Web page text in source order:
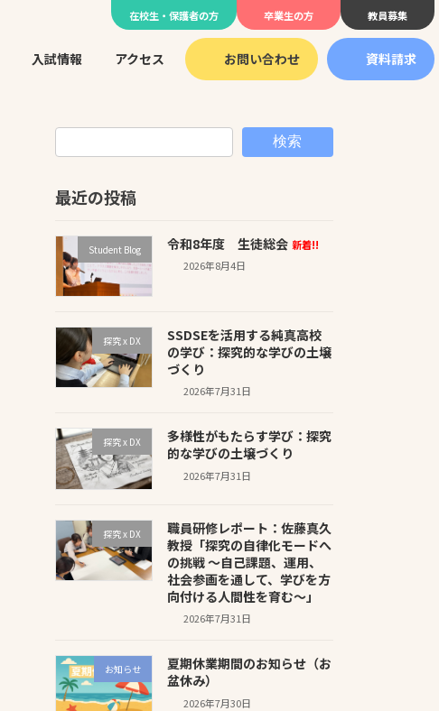
在校生・保護者の方 卒業生の方 教員募集
入試情報 アクセス お問い合わせ 資料請求
検索
最近の投稿
Student Blog 令和8年度 生徒総会 新着!!
2026年8月4日
探究 x DX
SSDSEを活用する純真高校
の学び：探究的な学びの土壌
づくり
2026年7月31日
探究 x DX
多様性がもたらす学び：探究
的な学びの土壌づくり
2026年7月31日
探究 x DX
職員研修レポート：佐藤真久
教授「探究の自律化モードへ
の挑戦 〜自己課題、運用、
社会参画を通して、学びを方
向付ける人間性を育む〜」
2026年7月31日
お知らせ
夏期休業期間のお知らせ（お
盆休み）
2026年7月30日